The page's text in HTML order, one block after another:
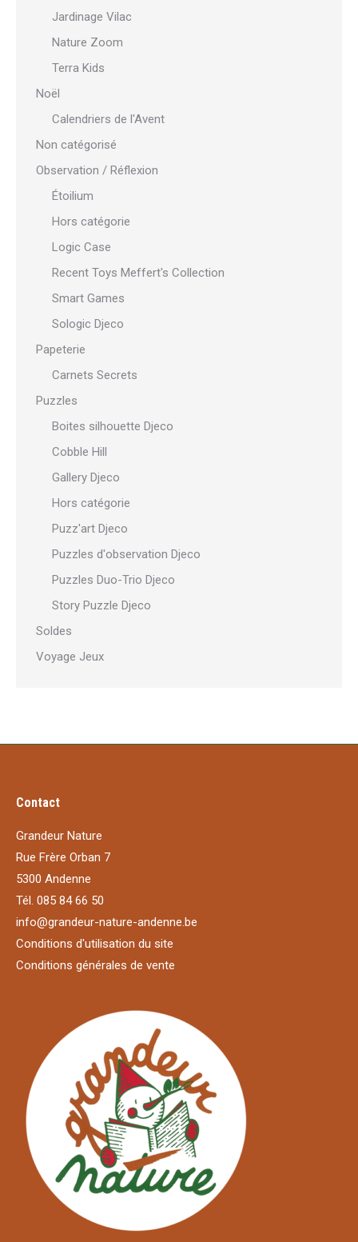
Jardinage Vilac
Nature Zoom
Terra Kids
Noël
Calendriers de l'Avent
Non catégorisé
Observation / Réflexion
Étoilium
Hors catégorie
Logic Case
Recent Toys Meffert's Collection
Smart Games
Sologic Djeco
Papeterie
Carnets Secrets
Puzzles
Boites silhouette Djeco
Cobble Hill
Gallery Djeco
Hors catégorie
Puzz'art Djeco
Puzzles d'observation Djeco
Puzzles Duo-Trio Djeco
Story Puzzle Djeco
Soldes
Voyage Jeux
Contact
Grandeur Nature
Rue Frère Orban 7
5300 Andenne
Tél. 085 84 66 50
info@grandeur-nature-andenne.be
Conditions d'utilisation du site
Conditions générales de vente